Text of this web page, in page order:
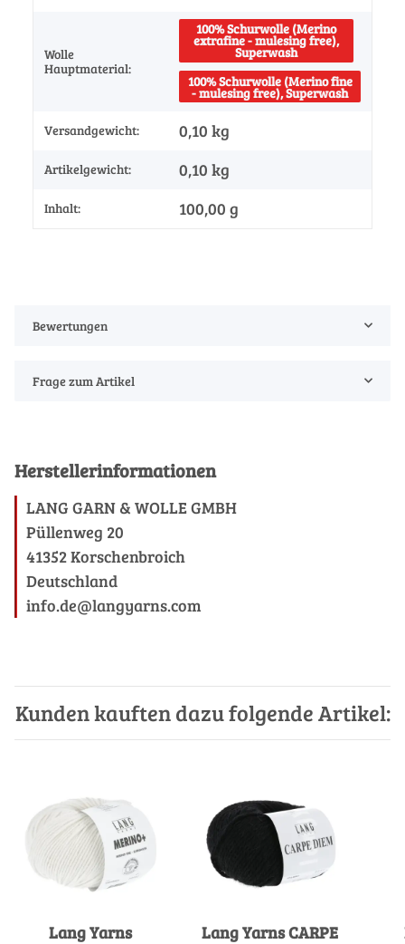
Wolle
Hauptmaterial:
100% Schurwolle (Merino
extrafine - mulesing free),
Superwash
100% Schurwolle (Merino fine
- mulesing free), Superwash
Versandgewicht: 0,10 kg
Artikelgewicht: 0,10 kg
Inhalt: 100,00 g
Bewertungen
Frage zum Artikel
Herstellerinformationen
LANG GARN & WOLLE GMBH
Püllenweg 20
41352 Korschenbroich
Deutschland
info.de@langyarns.com
Kunden kauften dazu folgende Artikel:
Lang Yarns
Lang Yarns CARPE